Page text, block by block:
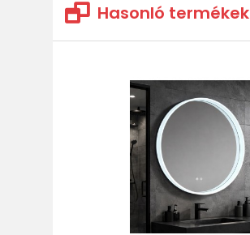
Hasonló termékek